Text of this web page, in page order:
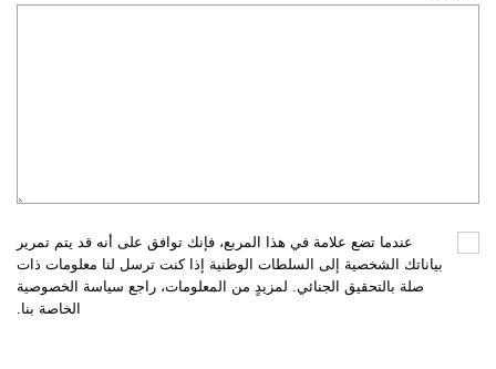
عندما تضع علامة في هذا المربع، فإنك توافق على أنه قد يتم تمرير
بياناتك الشخصية إلى السلطات الوطنية إذا كنت ترسل لنا معلومات ذات
صلة بالتحقيق الجنائي. لمزيدٍ من المعلومات، راجع سياسة الخصوصية
الخاصة بنا.